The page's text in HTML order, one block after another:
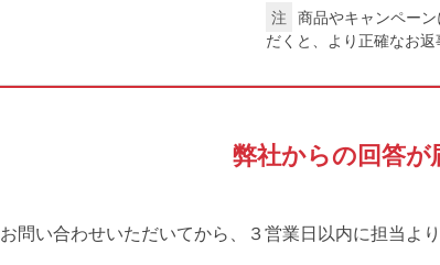
注
商品やキャンペー
だくと、より正確なお返
弊社からの回答
お問い合わせいただいてから、３営業日以内に担当よ